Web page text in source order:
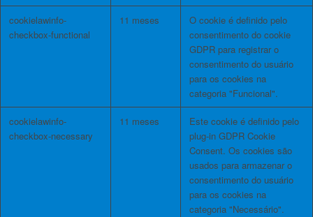
cookielawinfo-
checkbox-functional
11 meses
O cookie é definido pelo
consentimento do cookie
GDPR para registrar o
consentimento do usuário
para os cookies na
categoria "Funcional".
cookielawinfo-
checkbox-necessary
11 meses
Este cookie é definido pelo
plug-in GDPR Cookie
Consent. Os cookies são
usados ​​para armazenar o
consentimento do usuário
para os cookies na
categoria "Necessário".